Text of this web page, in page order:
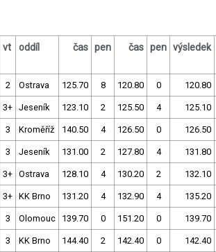
vt oddíl čas pen čas pen výsledek
2 Ostrava 125.70 8 120.80 0 120.80
3+ Jeseník 123.10 2 125.50 4 125.10
3 Kroměříž 140.50 4 126.50 0 126.50
3 Jeseník 131.00 2 127.80 4 131.80
3+ Ostrava 128.10 4 130.20 2 132.10
3+ KK Brno 131.20 4 132.90 4 135.20
3 Olomouc 139.70 0 151.20 0 139.70
3 KK Brno 144.40 2 142.40 0 142.40